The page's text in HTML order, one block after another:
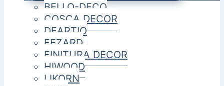
BELLO-DECO
COSCA DECOR
DEARTIO
FEZARD
FINITURA DECOR
HIWOOD
LIKORN